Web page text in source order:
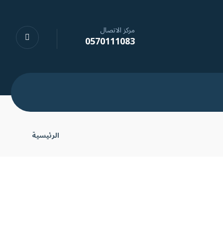
مركز الاتصال
0570111083
الرئيسية